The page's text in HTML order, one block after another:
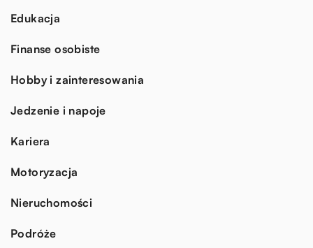
Edukacja
Finanse osobiste
Hobby i zainteresowania
Jedzenie i napoje
Kariera
Motoryzacja
Nieruchomości
Podróże